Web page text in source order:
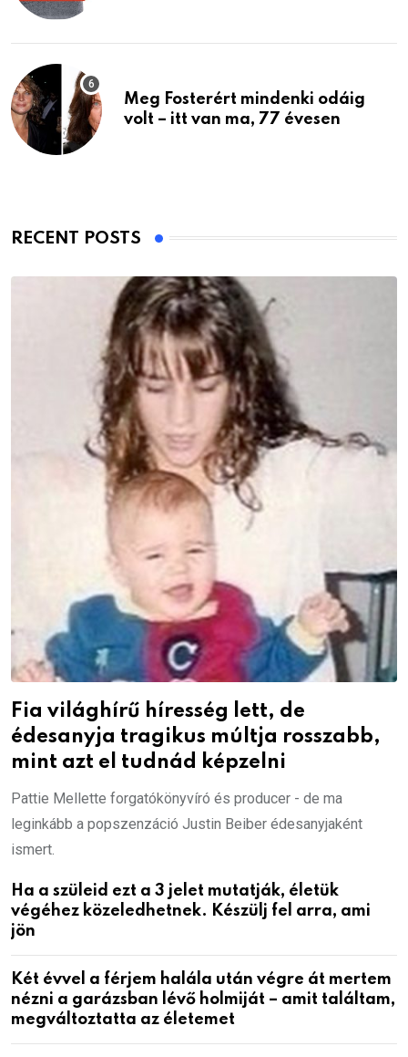
Meg Fosterért mindenki odáig
volt – itt van ma, 77 évesen
RECENT POSTS
Fia világhírű híresség lett, de
édesanyja tragikus múltja rosszabb,
mint azt el tudnád képzelni
Pattie Mellette forgatókönyvíró és producer - de ma
leginkább a popszenzáció Justin Beiber édesanyjaként
ismert.
Ha a szüleid ezt a 3 jelet mutatják, életük
végéhez közeledhetnek. Készülj fel arra, ami
jön
Két évvel a férjem halála után végre át mertem
nézni a garázsban lévő holmiját – amit találtam,
megváltoztatta az életemet